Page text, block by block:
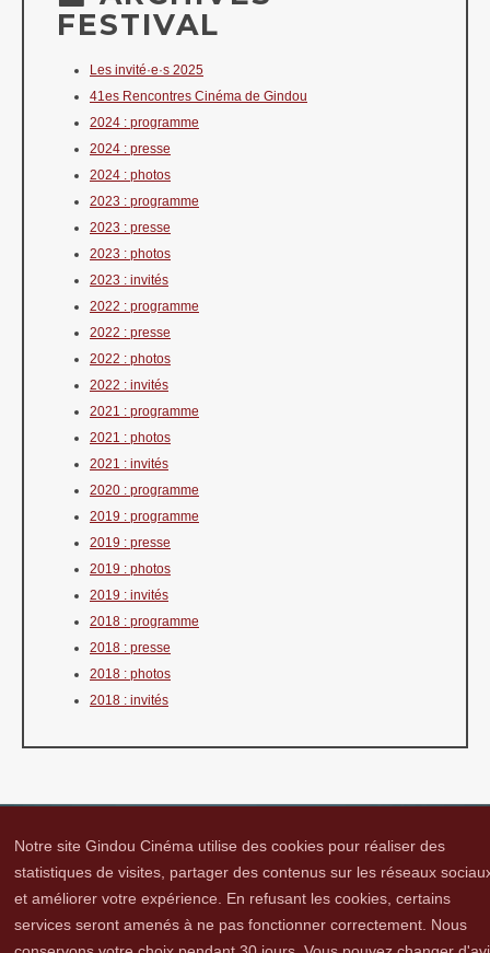
FESTIVAL
Les invité·e·s 2025
41es Rencontres Cinéma de Gindou
2024 : programme
2024 : presse
2024 : photos
2023 : programme
2023 : presse
2023 : photos
2023 : invités
2022 : programme
2022 : presse
2022 : photos
2022 : invités
2021 : programme
2021 : photos
2021 : invités
2020 : programme
2019 : programme
2019 : presse
2019 : photos
2019 : invités
2018 : programme
2018 : presse
2018 : photos
2018 : invités
Gindou Cinéma Contacts Lettre d'infos Réseaux sociaux Partenaires
Notre site Gindou Cinéma utilise des cookies pour réaliser des
statistiques de visites, partager des contenus sur les réseaux
et améliorer votre expérience. En refusant les cookies, certains
services seront amenés à ne pas fonctionner correctement. Nous